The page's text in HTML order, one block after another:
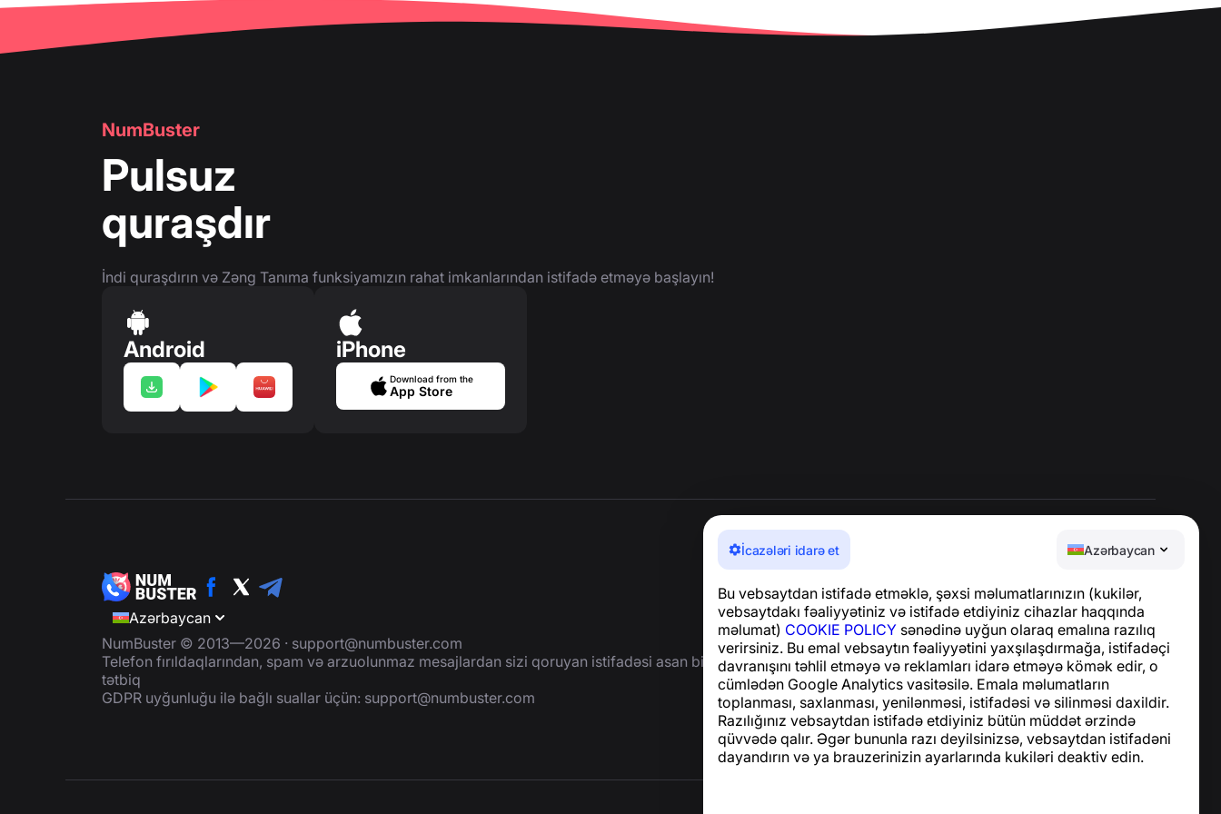
İcazələri idarə et Azərbaycan
Bu vebsaytdan istifadə etməklə, şəxsi məlumatlarınızın (kukilər,
vebsaytdakı fəaliyyətiniz və istifadə etdiyiniz cihazlar haqqında
məlumat) COOKIE POLICY sənədinə uyğun olaraq emalına razılıq
verirsiniz. Bu emal vebsaytın fəaliyyətini yaxşılaşdırmağa, istifadəçi
davranışını təhlil etməyə və reklamları idarə etməyə kömək edir, o
cümlədən Google Analytics vasitəsilə. Emala məlumatların
toplanması, saxlanması, yenilənməsi, istifadəsi və silinməsi daxildir.
Razılığınız vebsaytdan istifadə etdiyiniz bütün müddət ərzində
qüvvədə qalır. Əgər bununla razı deyilsinizsə, vebsaytdan istifadəni
dayandırın və ya brauzerinizin ayarlarında kukiləri deaktiv edin.
Telefon nömrələrinin yoxlanılması
❓FAQ
👤Telefon nömrəsi səhifəsi
NumBuster
Pulsuz
quraşdır
İndi quraşdırın və Zəng Tanıma funksiyamızın rahat imkanlarından istifadə etməyə başlayın!
Android iPhone
Download from the
App Store
Azərbaycan
NumBuster © 2013—2026 · support@numbuster.com
Telefon fırıldaqlarından, spam və arzuolunmaz mesajlardan sizi qoruyan istifadəsi asan bir
tətbiq
GDPR uyğunluğu ilə bağlı suallar üçün: support@numbuster.com
Xəbərlər və Məqalələr
Layihə haqqında
Əlaqə